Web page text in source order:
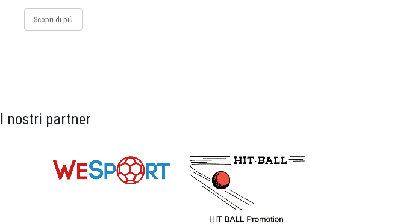
Scopri di più
I nostri partner